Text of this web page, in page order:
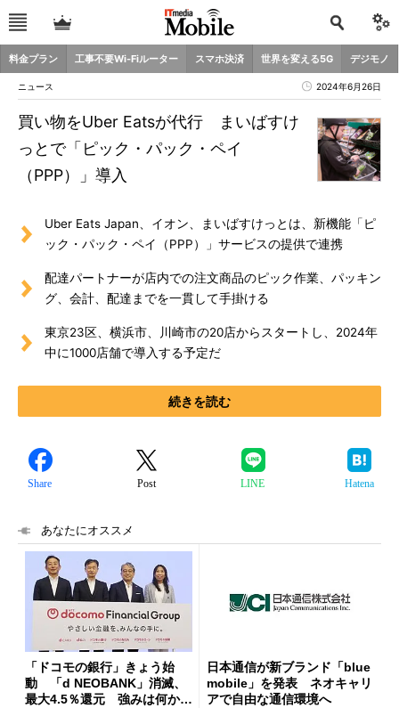
料金プラン 工事不要Wi-Fiルーター スマホ決済 世界を変える5G デジモノ
ニュース 2024年6月26日
買い物をUber Eatsが代行 まいばすけ
っとで「ピック・パック・ペイ
（PPP）」導入
Uber Eats Japan、イオン、まいばすけっとは、新機能「ピ
ック・パック・ペイ（PPP）」サービスの提供で連携
配達パートナーが店内での注文商品のピック作業、パッキン
グ、会計、配達までを一貫して手掛ける
東京23区、横浜市、川崎市の20店からスタートし、2024年
中に1000店舗で導入する予定だ
続きを読む
Share Post LINE Hatena
あなたにオススメ
「ドコモの銀行」きょう始
動 「d NEOBANK」消滅、
最大4.5％還元 強みは何か解
日本通信が新ブランド「blue
mobile」を発表 ネオキャリ
アで自由な通信環境へ